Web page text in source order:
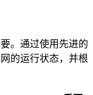
。通过使用先进的
的运行状态，并根